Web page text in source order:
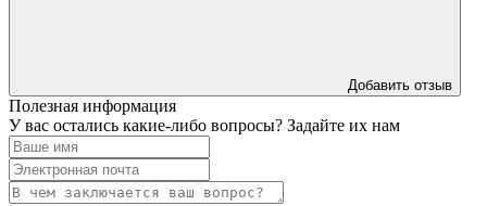
Добавить отзыв
Полезная информация
У вас остались какие-либо вопросы? Задайте их нам